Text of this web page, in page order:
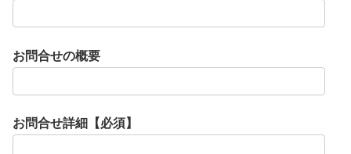
お問合せの概要
お問合せ詳細【必須】